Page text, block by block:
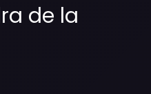
de la